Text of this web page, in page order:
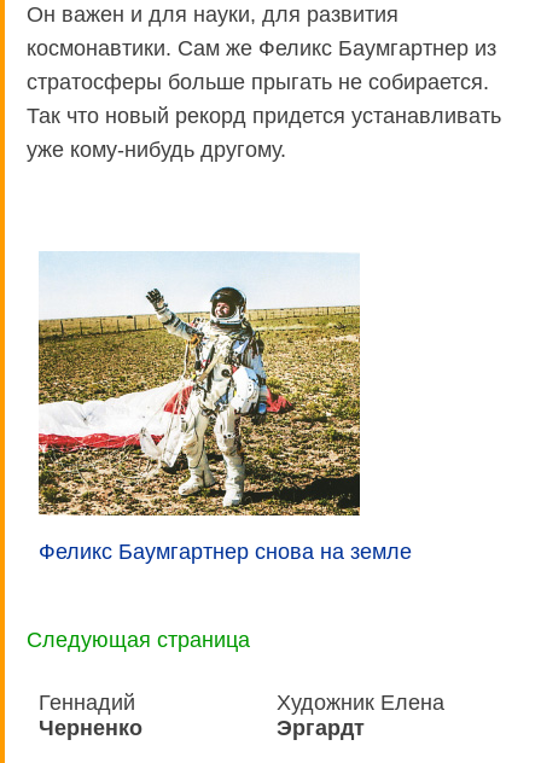
Он важен и для науки, для развития
космонавтики. Сам же Феликс Баумгартнер из
стратосферы больше прыгать не собирается.
Так что новый рекорд придется устанавливать
уже кому-нибудь другому.
Феликс Баумгартнер снова на земле
Следующая страница
Геннадий
Черненко
Художник Елена
Эргардт